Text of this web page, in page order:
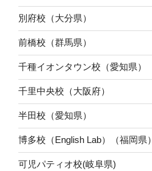
別府校（大分県）
前橋校（群馬県）
千種イオンタウン校（愛知県）
千里中央校（大阪府）
半田校（愛知県）
博多校（English Lab）（福岡県）
可児パティオ校(岐阜県)